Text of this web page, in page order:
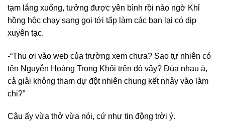
tạm lắng xuống, tưởng được yên bình rồi nào ngờ Khỉ
hồng hộc chạy sang gọi tới tấp làm các bạn lại có dịp
xuyên tạc.
-“Thu ơi vào web của trường xem chưa? Sao tự nhiên có
tên Nguyễn Hoàng Trọng Khôi trên đó vậy? Đùa nhau à,
cả giải không tham dự đột nhiên chung kết nhảy vào làm
chi?”
Cậu ấy vừa thở vừa nói, cứ như tin động trời ý.